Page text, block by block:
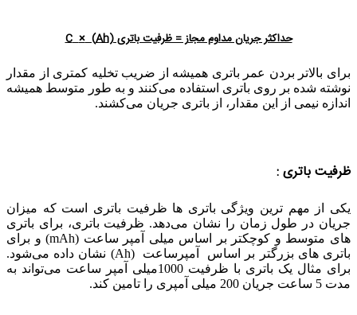
حداکثر جریان مداوم مجاز = ظرفیت باتری (Ah
)
×
C
برای بالاتر بردن عمر باتری همیشه از ضریب تخلیه کمتری از مقدار
نوشته شده بر روی باتری استفاده می‌کنند و به طور متوسط همیشه
اندازه نیمی از این مقدار، از باتری جریان می‌کشند.
ظرفیت باتری :
یکی از مهم ترین ویژگی باتری ها ظرفیت باتری است که میزان
جریان در طول زمان را نشان می‌دهد. ظرفیت باتری، برای باتری
های متوسط و کوچکتر بر اساس میلی آمپر ساعت (mAh) و برای
باتری های بزرگتر بر اساس آمپرساعت (Ah) نشان داده می‌شود.
برای مثال یک باتری با ظرفیت 1000میلی آمپر ساعت می‌تواند به
مدت 5 ساعت جریان 200 میلی آمپری را تامین کند.